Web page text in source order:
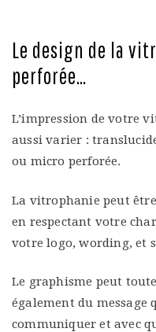
Le design de la
perforée…
L’impression de votre
aussi varier :
ou micro perforée.
La vitrophanie peut
en respectant votre
votre logo, wording, et
Le graphisme peut
également du message
communiquer et avec